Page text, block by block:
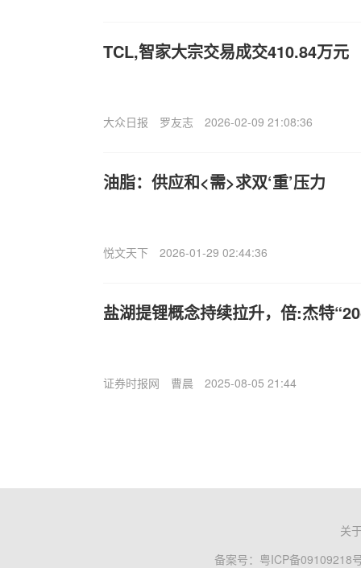
TCL,智家大宗交易成交410.84万元
大众日报 罗友志 2026-02-09 21:08:36
油脂：供应和<需>求双‘重’压力
悦文天下 2026-01-29 02:44:36
盐湖提锂概念持续拉升，倍:杰特
证券时报网 曹晨 2025-08-05 21:44
关
备案号： 粤ICP备09109218